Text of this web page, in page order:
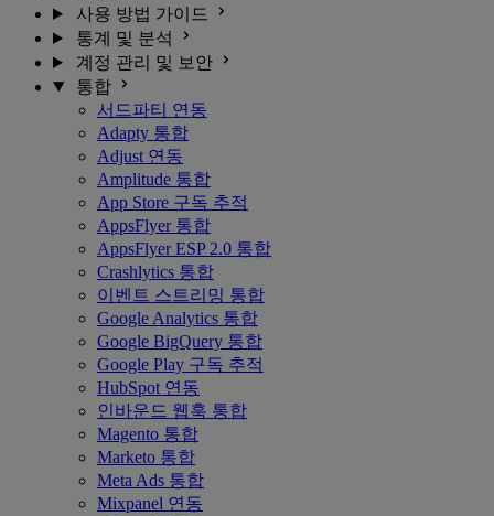
사용 방법 가이드
통계 및 분석
계정 관리 및 보안
통합
서드파티 연동
Adapty 통합
Adjust 연동
Amplitude 통합
App Store 구독 추적
AppsFlyer 통합
AppsFlyer ESP 2.0 통합
Crashlytics 통합
이벤트 스트리밍 통합
Google Analytics 통합
Google BigQuery 통합
Google Play 구독 추적
HubSpot 연동
인바운드 웹훅 통합
Magento 통합
Marketo 통합
Meta Ads 통합
Mixpanel 연동